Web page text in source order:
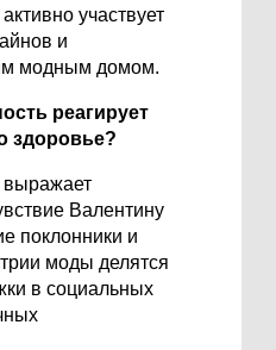
участвует
и
модным домом.
реагирует
здоровье?
выражает
Валентину
поклонники и
моды делятся
в социальных